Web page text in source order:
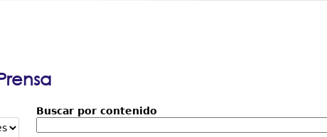
Buscar por contenido